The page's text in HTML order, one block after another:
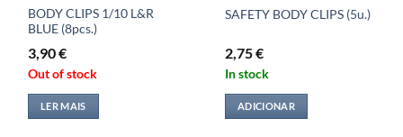
BODY CLIPS 1/10 L&R
BLUE (8pcs.)
3,90€
Out of stock
LER MAIS
SAFETY BODY CLIPS (5u.)
2,75€
In stock
ADICIONAR